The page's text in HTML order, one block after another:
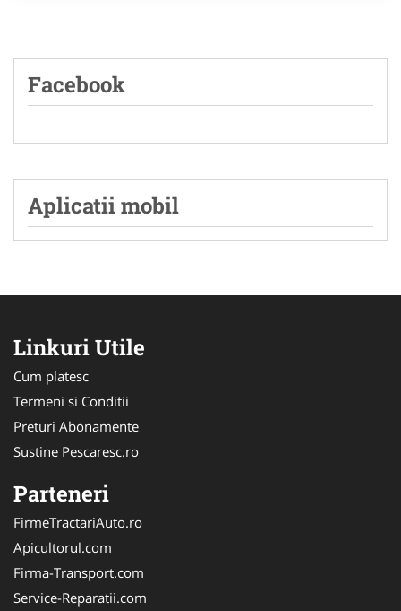
Facebook
Aplicatii mobil
Linkuri Utile
Cum platesc
Termeni si Conditii
Preturi Abonamente
Sustine Pescaresc.ro
Parteneri
FirmeTractariAuto.ro
Apicultorul.com
Firma-Transport.com
Service-Reparatii.com